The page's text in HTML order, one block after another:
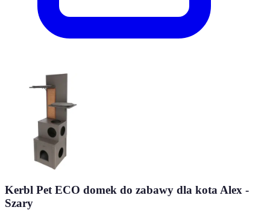
Kerbl Pet ECO domek do zabawy dla kota Alex -
Szary